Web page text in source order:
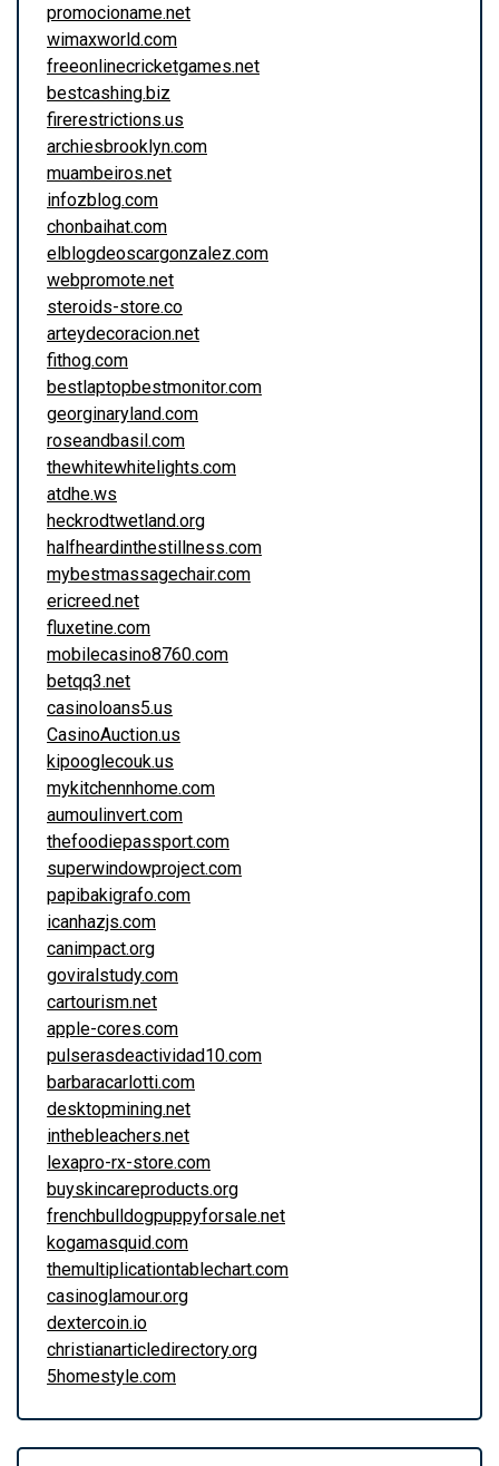
promocioname.net
wimaxworld.com
freeonlinecricketgames.net
bestcashing.biz
firerestrictions.us
archiesbrooklyn.com
muambeiros.net
infozblog.com
chonbaihat.com
elblogdeoscargonzalez.com
webpromote.net
steroids-store.co
arteydecoracion.net
fithog.com
bestlaptopbestmonitor.com
georginaryland.com
roseandbasil.com
thewhitewhitelights.com
atdhe.ws
heckrodtwetland.org
halfheardinthestillness.com
mybestmassagechair.com
ericreed.net
fluxetine.com
mobilecasino8760.com
betqq3.net
casinoloans5.us
CasinoAuction.us
kipooglecouk.us
mykitchennhome.com
aumoulinvert.com
thefoodiepassport.com
superwindowproject.com
papibakigrafo.com
icanhazjs.com
canimpact.org
goviralstudy.com
cartourism.net
apple-cores.com
pulserasdeactividad10.com
barbaracarlotti.com
desktopmining.net
inthebleachers.net
lexapro-rx-store.com
buyskincareproducts.org
frenchbulldogpuppyforsale.net
kogamasquid.com
themultiplicationtablechart.com
casinoglamour.org
dextercoin.io
christianarticledirectory.org
5homestyle.com